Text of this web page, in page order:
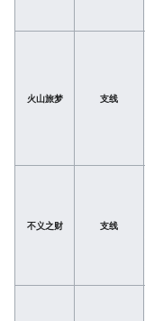
火山旅梦 支线
不义之财 支线